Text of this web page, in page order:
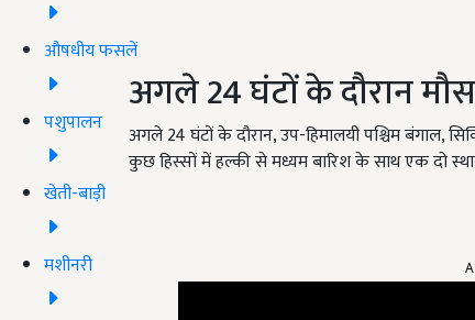
औषधीय फसलें
पशुपालन
खेती-बाड़ी
मशीनरी
अगले 24 घंटों के दौरान
अगले 24 घंटों के दौरान, उप-हिमालयी पश्चिम बंगाल,
कुछ हिस्सों में हल्की से मध्यम बारिश के साथ एक दो